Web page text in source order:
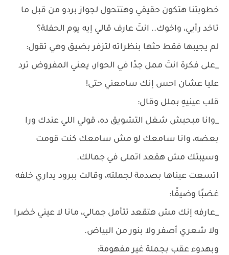
خطوبتنا هتكون حقيقي وهتتحول لجواز بردو من قبل ما
تاخد رأيي، واخوك.. انتَ عارف قالي إيه يوم الحفلة؟
لم يجيبها فقط حثها بنظراته لتزفر بضيق وهي تقول:
_على فكرة انتَ ممل جدًا في الحوار، يعني المفروض ترد
عليا عشان احس إنك سامعني حتى!
قلب عينيهِ بملل وقال:
_وانا مبحبش شغل التشويق ده، قولي اللي عندك ورا
بعضه، وانا سامعك لو مش سامعك كنت قومت
وسيبتك مش هقعد اتملى في جمالك.
اتسعت عيناها بصدمة لجملته، وقالت ببرود يداري خلفه
غضبًا وضيقًا:
_عارفه إنك مش هتقعد تتأمل جمالي، مانا لا عيني خضرا
ولا شعري أصفر ولا بنور من البياض.
وبهدوء عقب بجملة غير مفهومة: